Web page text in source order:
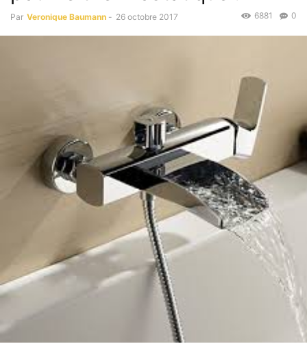
Par Veronique Baumann - 26 octobre 2017 0
6881